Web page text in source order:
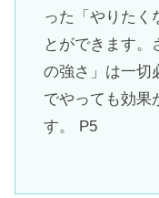
った「やりたく
とができます。
の強さ」は一切
でやっても効果
す。 P5